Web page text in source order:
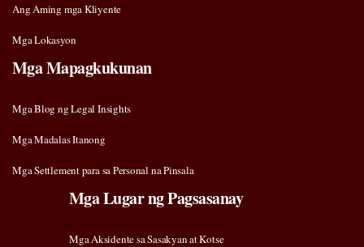
Ang Aming mga Kliyente
Mga Lokasyon
Mga Mapagkukunan
Mga Blog ng Legal Insights
Mga Madalas Itanong
Mga Settlement para sa Personal na Pinsala
Mga Lugar ng Pagsasanay
Mga Aksidente sa Sasakyan at Kotse